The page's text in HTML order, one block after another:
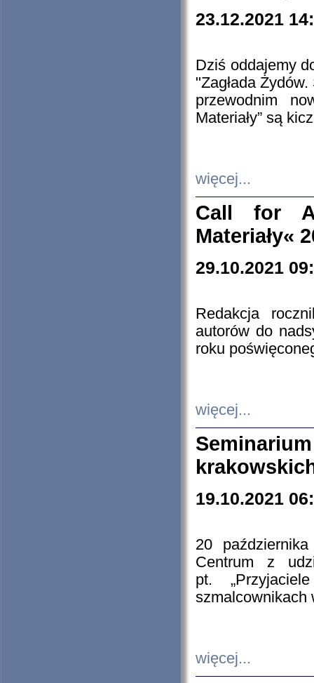
23.12.2021
Dziś oddajemy
"Zagłada
przewodnim
Materiały” są
więcej...
Call for
Materiały«
29.10.2021
Redakcja
autorów do
roku
więcej...
19.10.2021
20
Centrum z
pt.
szmalcownikach
więcej...